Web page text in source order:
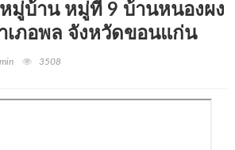
มู่บ้าน หมู่ที่ 9 บ้านหนองผง
ำเภอพล จังหวัดขอนแก่น
3508